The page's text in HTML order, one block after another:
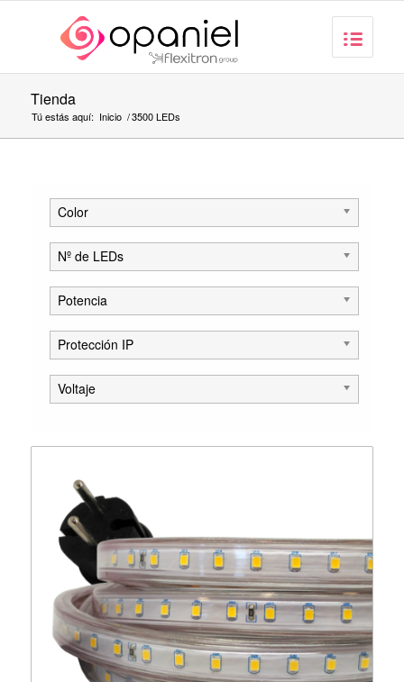
Tienda
Tú estás aquí: Inicio /3500 LEDs
Color
Nº de LEDs
Potencia
Protección IP
Voltaje